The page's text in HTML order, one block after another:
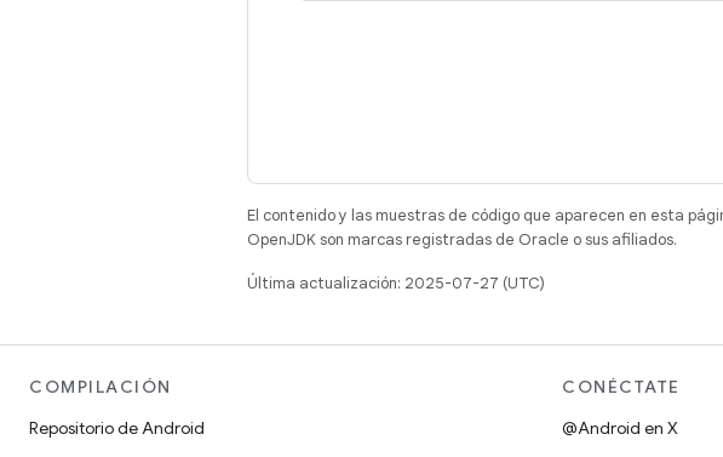
El contenido y las muestras de código que aparecen en esta
OpenJDK son marcas registradas de Oracle o sus afiliados.
Última actualización: 2025-07-27 (UTC)
COMPILACIÓN
Repositorio de Android
CONÉCTATE
@Android en X